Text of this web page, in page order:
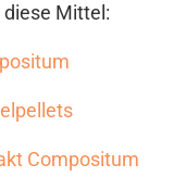
Mittel:
Compositum